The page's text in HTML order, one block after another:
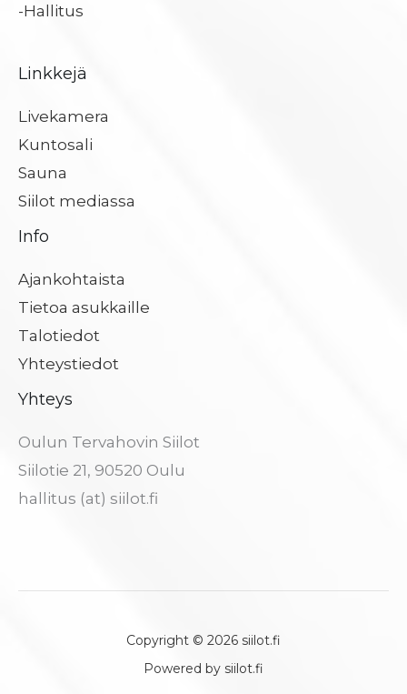
-Hallitus
Linkkejä
Livekamera
Kuntosali
Sauna
Siilot mediassa
Info
Ajankohtaista
Tietoa asukkaille
Talotiedot
Yhteystiedot
Yhteys
Oulun Tervahovin Siilot
Siilotie 21, 90520 Oulu
hallitus (at) siilot.fi
Copyright © 2026 siilot.fi
Powered by siilot.fi